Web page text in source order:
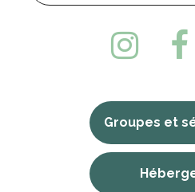
Groupes et